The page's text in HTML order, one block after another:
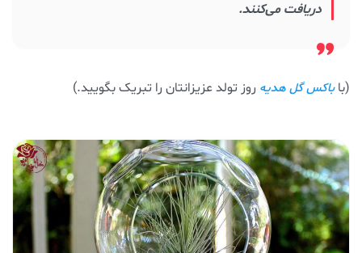
دریافت می‌کنند.
(باباکس گل هدیه روز تولد عزیزانتان را تبریک بگویید.)